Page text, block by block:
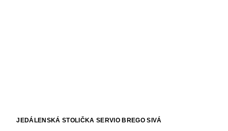
JEDÁLENSKÁ STOLIČKA SERVIO BREGO SIVÁ